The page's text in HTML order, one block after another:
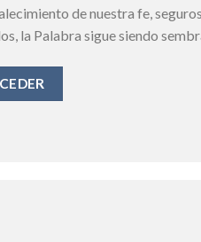
de nuestra fe,
la Palabra sigue siendo